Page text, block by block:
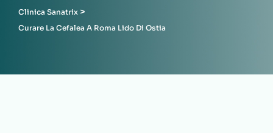
Clinica Sanatrix >
Curare La Cefalea A Roma Lido Di Ostia